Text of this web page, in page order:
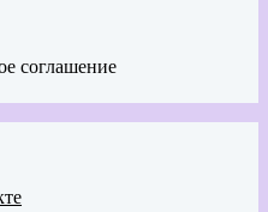
соглашение